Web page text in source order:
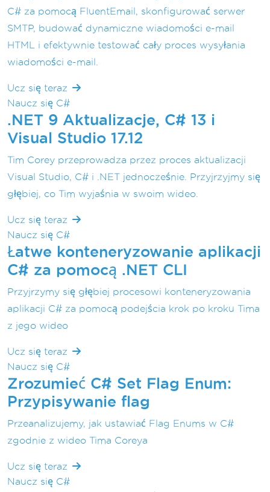
C# za pomocą FluentEmail, skonfigurować serwer
SMTP, budować dynamiczne wiadomości e-mail
HTML i efektywnie testować cały proces wysyłania
wiadomości e-mail.
Ucz się teraz
Naucz się C#
.NET 9 Aktualizacje, C# 13 i
Visual Studio 17.12
Tim Corey przeprowadza przez proces aktualizacji
Visual Studio, C# i .NET jednocześnie. Przyjrzyjmy się
głębiej, co Tim wyjaśnia w swoim wideo.
Ucz się teraz
Naucz się C#
Łatwe konteneryzowanie aplikacji
C# za pomocą .NET CLI
Przyjrzymy się głębiej procesowi konteneryzowania
aplikacji C# za pomocą podejścia krok po kroku Tima
z jego wideo
Ucz się teraz
Naucz się C#
Zrozumieć C# Set Flag Enum:
Przypisywanie flag
Przeanalizujemy, jak ustawiać Flag Enums w C#
zgodnie z wideo Tima Coreya
Ucz się teraz
Naucz się C#